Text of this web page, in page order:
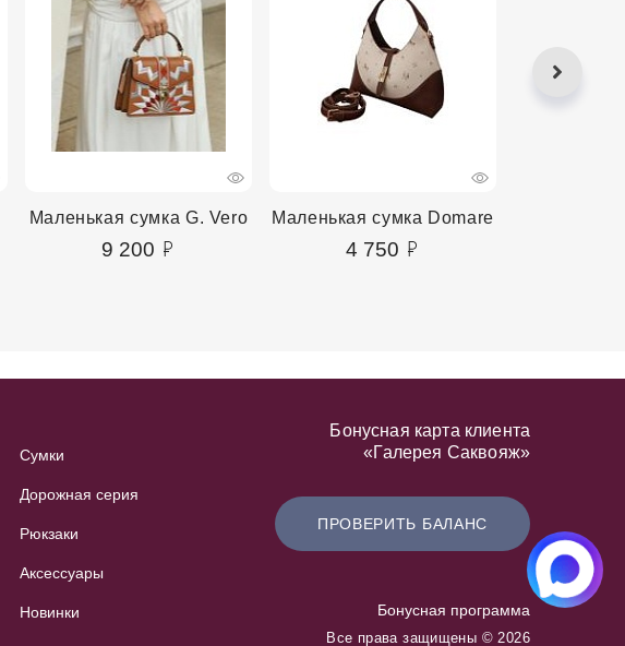
Маленькая сумка G. Vero
9 200
Маленькая сумка Domare
4 750
Сумки
Дорожная серия
Рюкзаки
Аксессуары
Новинки
Бонусная карта клиента
«Галерея Саквояж»
ПРОВЕРИТЬ БАЛАНС
Бонусная программа
Все права защищены © 2026